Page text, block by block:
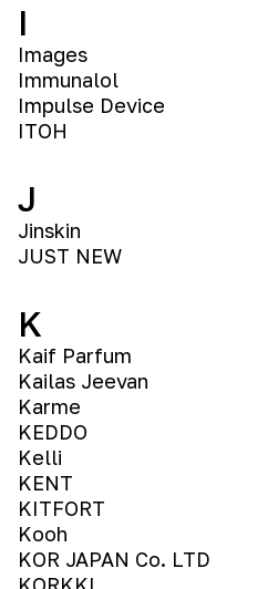
I
Images
Immunalol
Impulse Device
ITOH
J
Jinskin
JUST NEW
K
Kaif Parfum
Kailas Jeevan
Karme
KEDDO
Kelli
KENT
KITFORT
Kooh
KOR JAPAN Co. LTD